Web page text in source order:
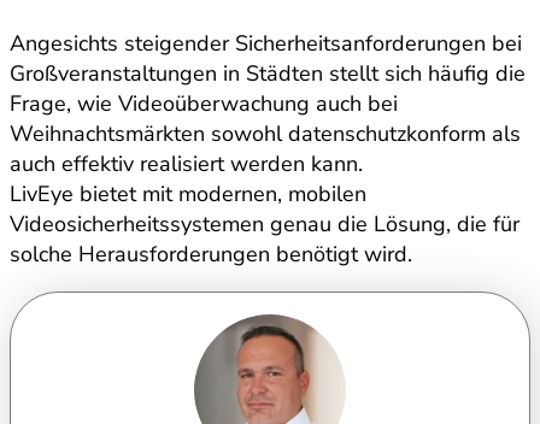
Angesichts steigender Sicherheitsanforderungen bei
Großveranstaltungen in Städten stellt sich häufig die
Frage, wie Videoüberwachung auch bei
Weihnachtsmärkten sowohl datenschutzkonform als
auch effektiv realisiert werden kann.
LivEye bietet mit modernen, mobilen
Videosicherheitssystemen genau die Lösung, die für
solche Herausforderungen benötigt wird.